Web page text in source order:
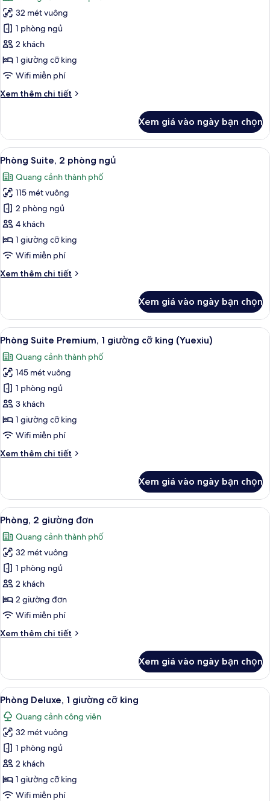
ảnh
Phòng
Deluxe,
1
giường
king
32 mét vuông
1 phòng ngủ
2 khách
1 giường cỡ king
Wifi miễn phí
Xem thêm chi tiết
Chi
Phòng
Deluxe,
1
giường
cỡ
king
Xem giá vào ngày bạn chọn
Xem
tất
cả
ảnh
Phòng
Suite,
2
phòng
Phòng Suite, 2 phòng ngủ | Khu
12
Phòng Suite, 2 phòng ngủ
Quang cảnh thành phố
115 mét vuông
2 phòng ngủ
4 khách
1 giường cỡ king
Wifi miễn phí
Xem thêm chi tiết
Chi
Phòng
Suite,
2
phòng
ngủ
Xem giá vào ngày bạn chọn
Xem
tất
cả
ảnh
Phòng
Suite
Premium,
1
cỡ
Phòng Suite Premium, 1 giường cỡ
13
Phòng Suite Premium, 1 giường cỡ king (Yuexiu)
Quang cảnh thành phố
145 mét vuông
1 phòng ngủ
3 khách
1 giường cỡ king
Wifi miễn phí
Xem thêm chi tiết
Chi
Phòng
Suite
Premium,
giường
cỡ
king
(Yuexiu)
Xem giá vào ngày bạn chọn
Xem
tất
cả
ảnh
Phòng,
2
giường
đơn
Phòng, 2 giường đơn | Minibar, két
11
Phòng, 2 giường đơn
Quang cảnh thành phố
32 mét vuông
1 phòng ngủ
2 khách
2 giường đơn
Wifi miễn phí
Xem thêm chi tiết
Chi
Phòng,
giường
Xem giá vào ngày bạn chọn
Xem
tất
cả
ảnh
Phòng
Deluxe,
1
giường
Phòng Deluxe, 1 giường cỡ king |
10
Phòng Deluxe, 1 giường cỡ king
Quang cảnh công viên
32 mét vuông
1 phòng ngủ
2 khách
1 giường cỡ king
Wifi miễn phí